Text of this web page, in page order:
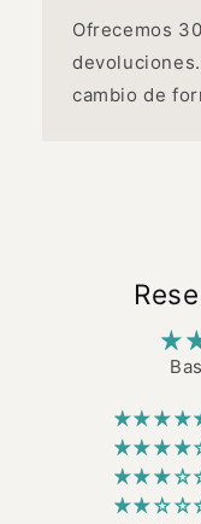
Ofrecemos
cambio de